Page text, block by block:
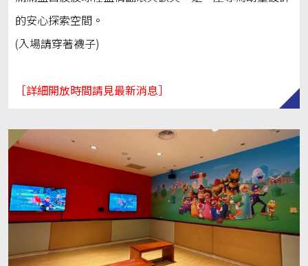
的安心探索空間。
(入場請穿著襪子)
［詳細開放時間請見最新消息］